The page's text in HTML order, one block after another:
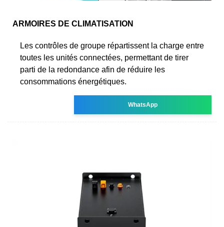
ARMOIRES DE CLIMATISATION
Les contrôles de groupe répartissent la charge entre
toutes les unités connectées, permettant de tirer
parti de la redondance afin de réduire les
consommations énergétiques.
WhatsApp